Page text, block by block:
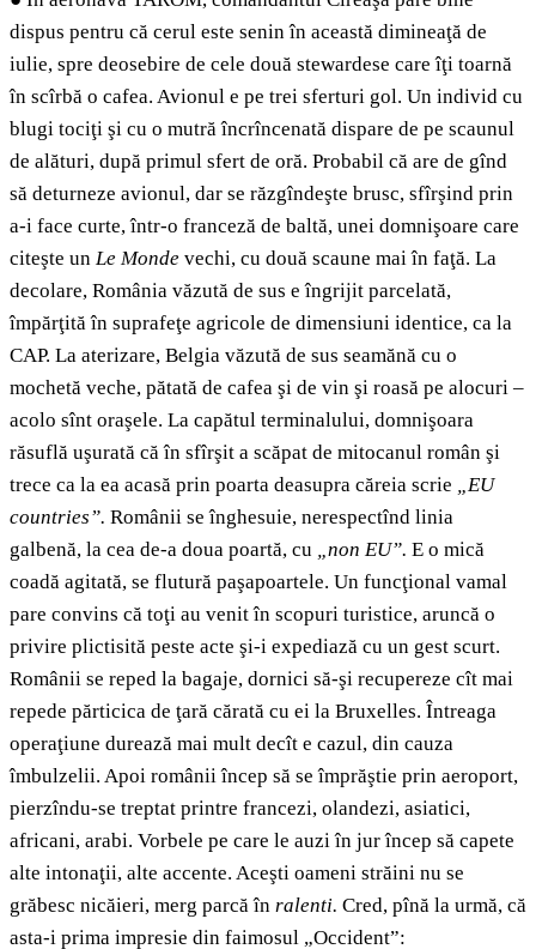
dispus pentru că cerul este senin în această dimineaţă de
iulie, spre deosebire de cele două stewardese care îţi toarnă
în scîrbă o cafea. Avionul e pe trei sferturi gol. Un individ cu
blugi tociţi şi cu o mutră încrîncenată dispare de pe scaunul
de alături, după primul sfert de oră. Probabil că are de gînd
să deturneze avionul, dar se răzgîndeşte brusc, sfîrşind prin
a-i face curte, într-o franceză de baltă, unei domnişoare care
citeşte un Le Monde vechi, cu două scaune mai în faţă. La
decolare, România văzută de sus e îngrijit parcelată,
împărţită în suprafeţe agricole de dimensiuni identice, ca la
CAP. La aterizare, Belgia văzută de sus seamănă cu o
mochetă veche, pătată de cafea şi de vin şi roasă pe alocuri –
acolo sînt oraşele. La capătul terminalului, domnişoara
răsuflă uşurată că în sfîrşit a scăpat de mitocanul român şi
trece ca la ea acasă prin poarta deasupra căreia scrie „EU
countries”. Românii se înghesuie, nerespectînd linia
galbenă, la cea de-a doua poartă, cu „non EU”. E o mică
coadă agitată, se flutură paşapoartele. Un funcţional vamal
pare convins că toţi au venit în scopuri turistice, aruncă o
privire plictisită peste acte şi-i expediază cu un gest scurt.
Românii se reped la bagaje, dornici să-şi recupereze cît mai
repede părticica de ţară cărată cu ei la Bruxelles. Întreaga
operaţiune durează mai mult decît e cazul, din cauza
îmbulzelii. Apoi românii încep să se împrăştie prin aeroport,
pierzîndu-se treptat printre francezi, olandezi, asiatici,
africani, arabi. Vorbele pe care le auzi în jur încep să capete
alte intonaţii, alte accente. Aceşti oameni străini nu se
grăbesc nicăieri, merg parcă în ralenti. Cred, pînă la urmă, că
asta-i prima impresie din faimosul „Occident”: